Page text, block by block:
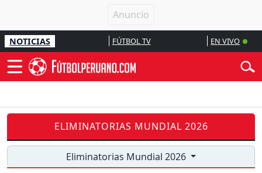
NOTICIAS FÚTBOL TV EN VIVO
ELIMINATORIAS MUNDIAL 2026
Eliminatorias Mundial 2026